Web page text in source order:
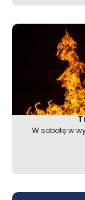
W sobotę w